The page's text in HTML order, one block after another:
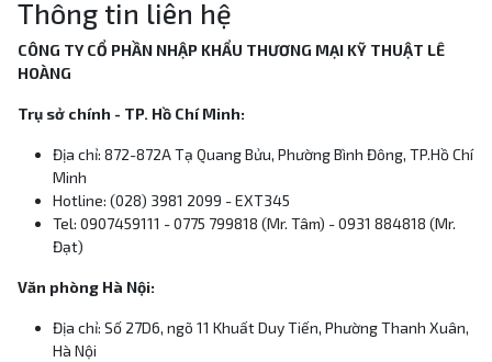
Thông tin liên hệ
CÔNG TY CỔ PHẦN NHẬP KHẨU THƯƠNG MẠI KỸ THUẬT LÊ
HOÀNG
Trụ sở chính - TP. Hồ Chí Minh:
Địa chỉ: 872-872A Tạ Quang Bửu, Phường Bình Đông, TP.Hồ Chí
Minh
Hotline: (028) 3981 2099 - EXT345
Tel: 0907459111 - 0775 799818 (Mr. Tâm) - 0931 884818 (Mr.
Đạt)
Văn phòng Hà Nội:
Địa chỉ: Số 27D6, ngõ 11 Khuất Duy Tiến, Phường Thanh Xuân,
Hà Nội